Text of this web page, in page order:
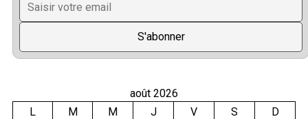
août 2026
L
M M J V S
D